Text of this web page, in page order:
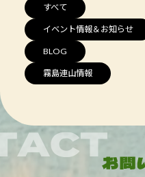
すべて
イベント情報＆お知らせ
BLOG
霧島連山情報